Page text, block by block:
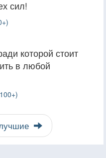
сил!
которой стоит
в любой